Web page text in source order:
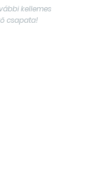
kellemes
csapata!